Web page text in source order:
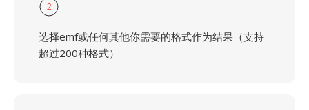
2
选择emf或任何其他你需要的格式作为结果（支持
超过200种格式）